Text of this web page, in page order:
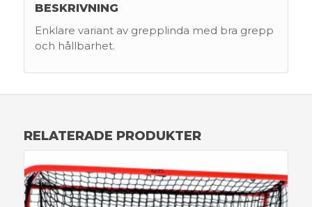
BESKRIVNING
Enklare variant av grepplinda med bra grepp
och hållbarhet.
RELATERADE PRODUKTER